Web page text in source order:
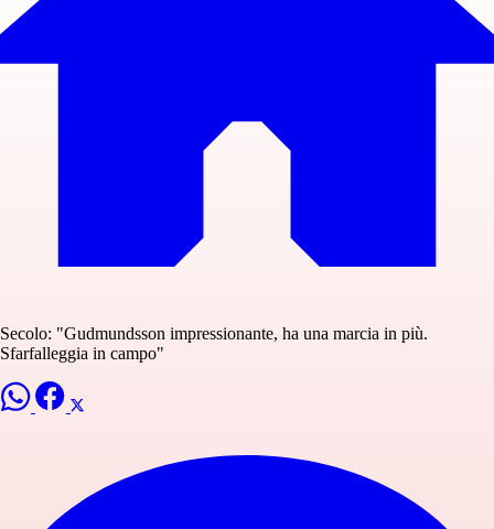
Secolo: "Gudmundsson impressionante, ha una marcia in più.
Sfarfalleggia in campo"